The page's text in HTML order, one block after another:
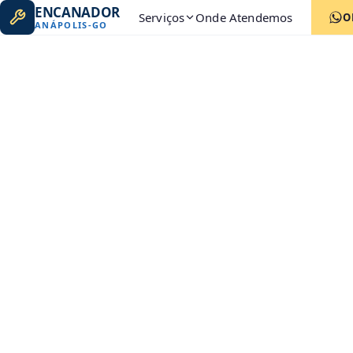
ENCANADOR
ANÁPOLIS-GO Serviços Onde Atendemos